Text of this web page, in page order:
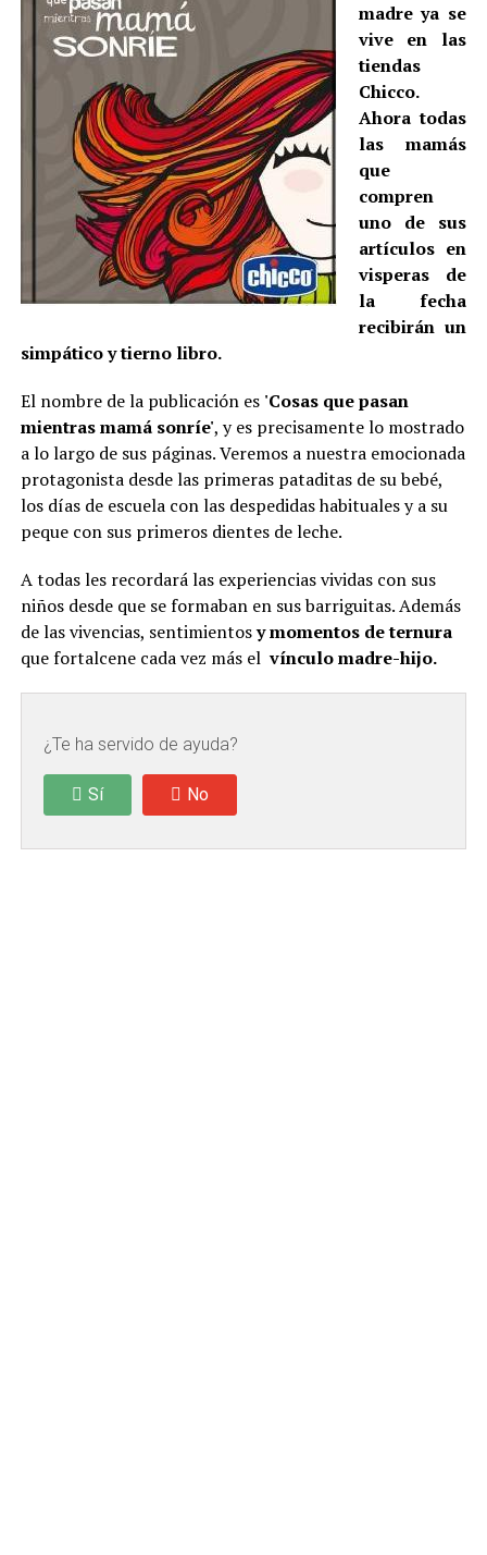
madre ya se
vive en las
tiendas
Chicco.
Ahora todas
las mamás
que
compren
uno de sus
artículos en
visperas de
la fecha
recibirán un
simpático y tierno libro.
El nombre de la publicación es 'Cosas que pasan
mientras mamá sonríe', y es precisamente lo mostrado
a lo largo de sus páginas. Veremos a nuestra emocionada
protagonista desde las primeras pataditas de su bebé,
los días de escuela con las despedidas habituales y a su
peque con sus primeros dientes de leche.
A todas les recordará las experiencias vividas con sus
niños desde que se formaban en sus barriguitas. Además
de las vivencias, sentimientosy momentos de ternura
que fortalcene cada vez más elvínculo madre-hijo.
¿Te ha servido de ayuda?
Sí No